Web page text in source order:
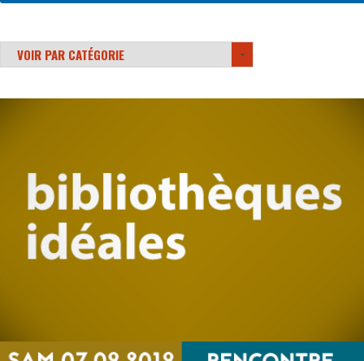
VOIR PAR CATÉGORIE
EXPOSITION
RENCONTRE
SEMINAIRE
SPECTACLE